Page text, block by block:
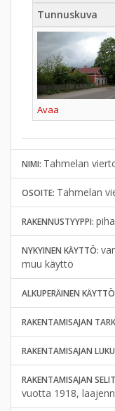
Tunnuskuva
Avaa
NIMI: Tahmelan
OSOITE: Tahmelan
RAKENNUSTYYPPI:
NYKYINEN KÄYTTÖ:
muu käyttö
ALKUPERÄINEN
RAKENTAMISAJAN
RAKENTAMISAJAN
RAKENTAMISAJAN
vuotta 1918,